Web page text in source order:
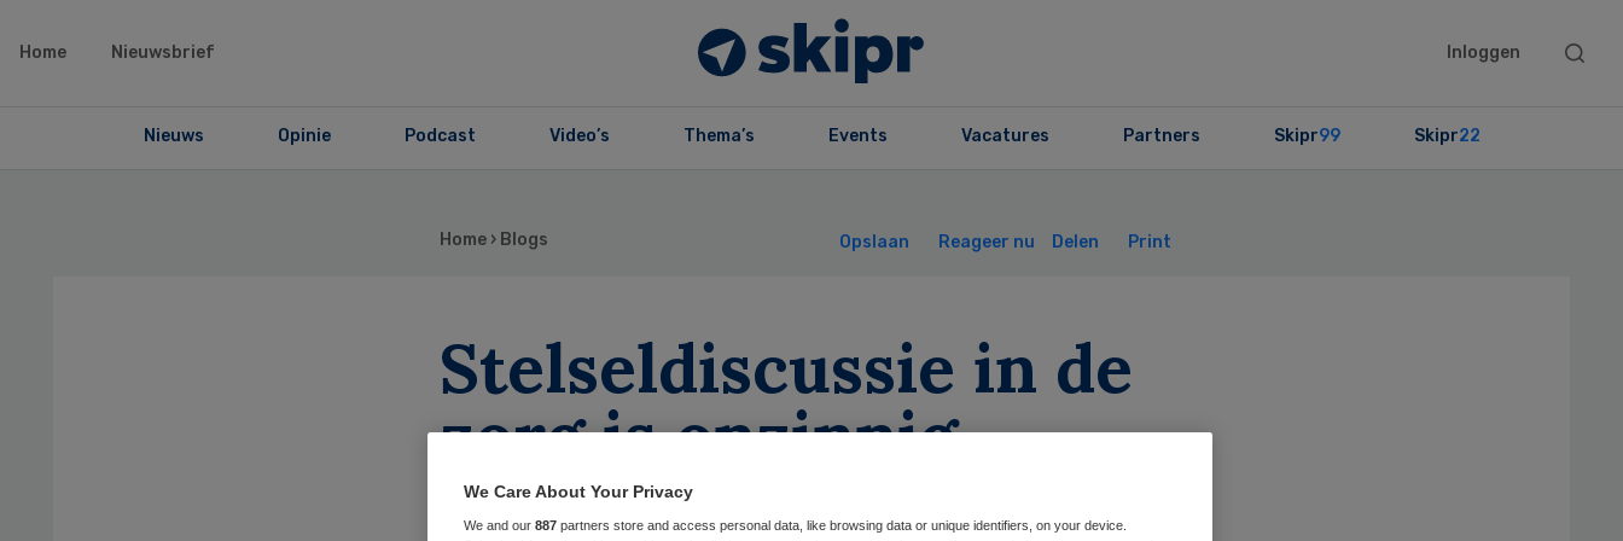
Home Nieuwsbrief Inloggen
Search
Nieuws Opinie Podcast Video’s Thema’s Events Vacatures Partners Skipr99 Skipr22
Home › Blogs Opslaan Reageer nu Delen Print
Stelseldiscussie in de
zorg is onzinnig
We Care About Your Privacy
We and our 887 partners store and access personal data, like browsing data or unique identifiers, on your device.